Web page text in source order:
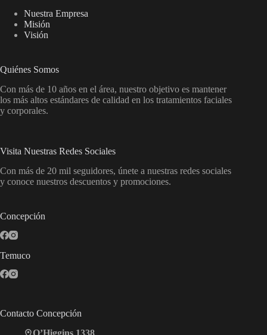
Nuestra Empresa
Misión
Visión
Quiénes Somos
Con más de 10 años en el área, nuestro objetivo es mantener
los más altos estándares de calidad en los tratamientos faciales
y corporales.
Visita Nuestras Redes Sociales
Con más de 20 mil seguidores, únete a nuestras redes sociales
y conoce nuestros descuentos y promociones.
Concepción
Temuco
Contacto Concepción